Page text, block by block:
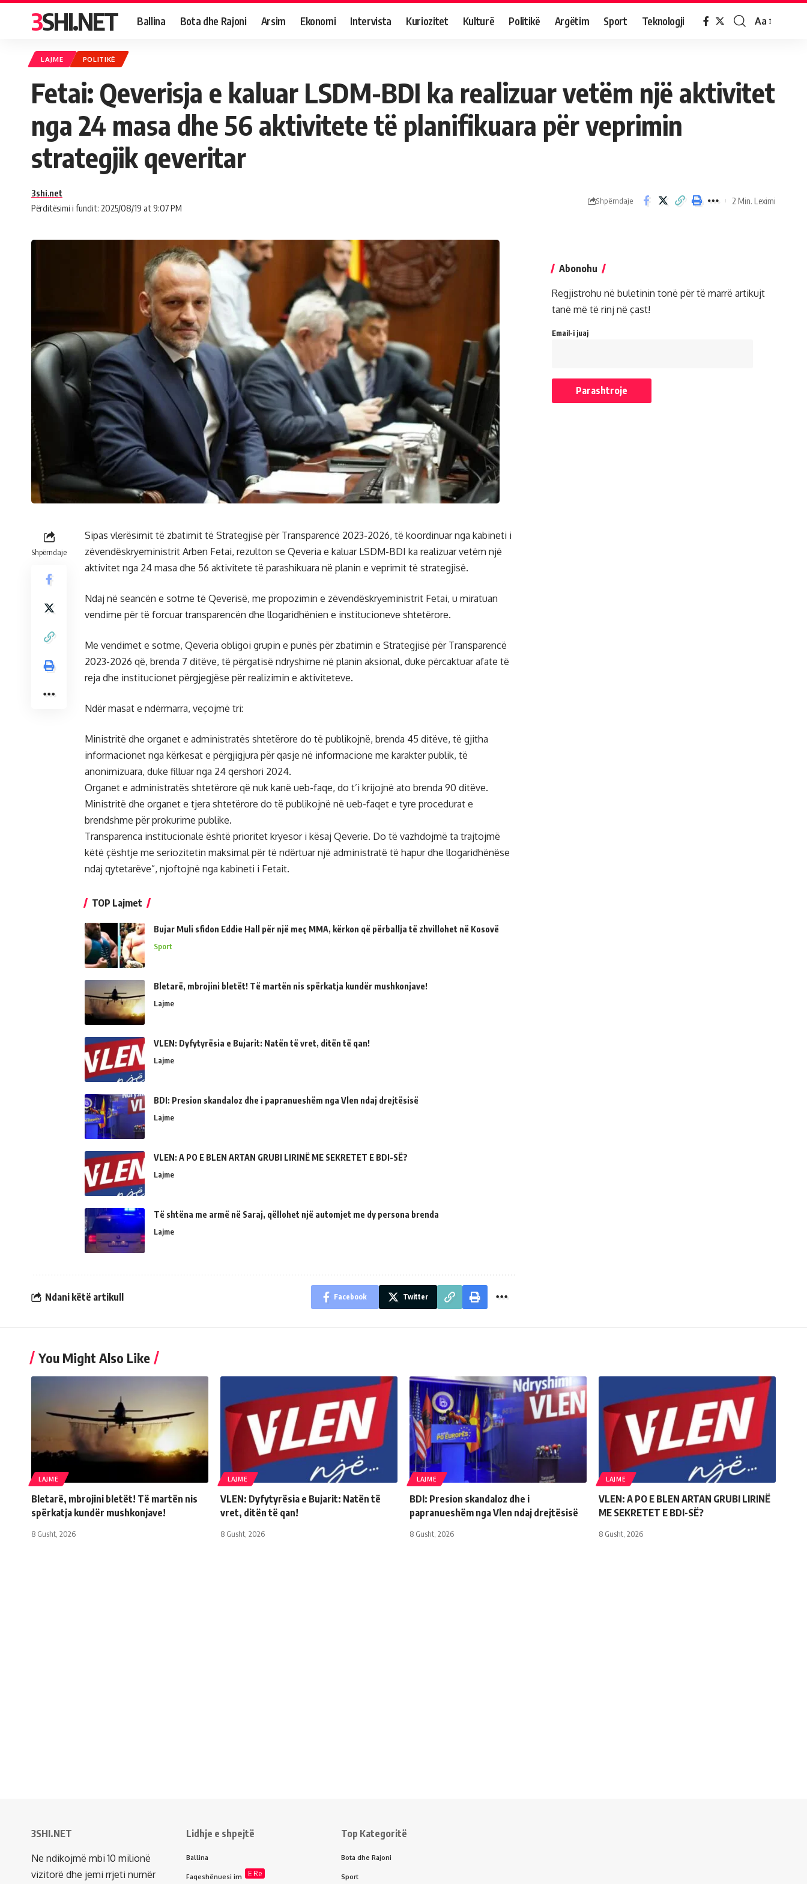
3SHI.NET Ballina Bota dhe Rajoni Arsim Ekonomi Intervista Kuriozitet Kulturë Politikë Argëtim Sport Teknologji Aa
LAJME POLITIKË
Fetai: Qeverisja e kaluar LSDM-BDI ka realizuar vetëm një aktivitet
nga 24 masa dhe 56 aktivitete të planifikuara për veprimin
strategjik qeveritar
Përditësimi i fundit: 2025/08/19 at 9:07 PM
3shi.net
Shpërndaje 2 Min. Leximi
Shpërndaje
Sipas vlerësimit të zbatimit të Strategjisë për Transparencë 2023-2026, të koordinuar nga kabineti i
zëvendëskryeministrit Arben Fetai, rezulton se Qeveria e kaluar LSDM-BDI ka realizuar vetëm një
aktivitet nga 24 masa dhe 56 aktivitete të parashikuara në planin e veprimit të strategjisë.
Ndaj në seancën e sotme të Qeverisë, me propozimin e zëvendëskryeministrit Fetai, u miratuan
vendime për të forcuar transparencën dhe llogaridhënien e institucioneve shtetërore.
Me vendimet e sotme, Qeveria obligoi grupin e punës për zbatimin e Strategjisë për Transparencë
2023-2026 që, brenda 7 ditëve, të përgatisë ndryshime në planin aksional, duke përcaktuar afate të
reja dhe institucionet përgjegjëse për realizimin e aktiviteteve.
Ndër masat e ndërmarra, veçojmë tri:
Ministritë dhe organet e administratës shtetërore do të publikojnë, brenda 45 ditëve, të gjitha
informacionet nga kërkesat e përgjigjura për qasje në informacione me karakter publik, të
anonimizuara, duke filluar nga 24 qershori 2024.
Organet e administratës shtetërore që nuk kanë ueb-faqe, do t’i krijojnë ato brenda 90 ditëve.
Ministritë dhe organet e tjera shtetërore do të publikojnë në ueb-faqet e tyre procedurat e
brendshme për prokurime publike.
Transparenca institucionale është prioritet kryesor i kësaj Qeverie. Do të vazhdojmë ta trajtojmë
këtë çështje me seriozitetin maksimal për të ndërtuar një administratë të hapur dhe llogaridhënëse
ndaj qytetarëve”, njoftojnë nga kabineti i Fetait.
TOP Lajmet
Bujar Muli sfidon Eddie Hall për një meç MMA, kërkon që përballja të zhvillohet në Kosovë
Sport
Bletarë, mbrojini bletët! Të martën nis spërkatja kundër mushkonjave!
Lajme
VLEN: Dyfytyrësia e Bujarit: Natën të vret, ditën të qan!
Lajme
BDI: Presion skandaloz dhe i papranueshëm nga Vlen ndaj drejtësisë
Lajme
VLEN: A PO E BLEN ARTAN GRUBI LIRINË ME SEKRETET E BDI-SË?
Lajme
Të shtëna me armë në Saraj, qëllohet një automjet me dy persona brenda
Lajme
Ndani këtë artikull Facebook Twitter
Abonohu
Regjistrohu në buletinin tonë për të marrë artikujt
tanë më të rinj në çast!
Email-i juaj
You Might Also Like
LAJME
Bletarë, mbrojini bletët! Të martën nis
spërkatja kundër mushkonjave!
8 Gusht, 2026
LAJME
VLEN: Dyfytyrësia e Bujarit: Natën të
vret, ditën të qan!
8 Gusht, 2026
LAJME
BDI: Presion skandaloz dhe i
papranueshëm nga Vlen ndaj drejtësisë
8 Gusht, 2026
LAJME
VLEN: A PO E BLEN ARTAN GRUBI LIRINË
ME SEKRETET E BDI-SË?
8 Gusht, 2026
3SHI.NET
Ne ndikojmë mbi 10 milionë
vizitorë dhe jemi rrjeti numër
Lidhje e shpejtë
Ballina
Faqeshënuesi im E Re
Top Kategoritë
Bota dhe Rajoni
Sport